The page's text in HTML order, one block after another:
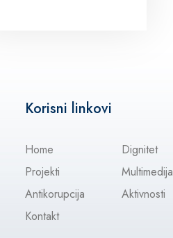
Korisni linkovi
Home
Dignitet
Projekti
Multimedija
Antikorupcija
Aktivnosti
Kontakt